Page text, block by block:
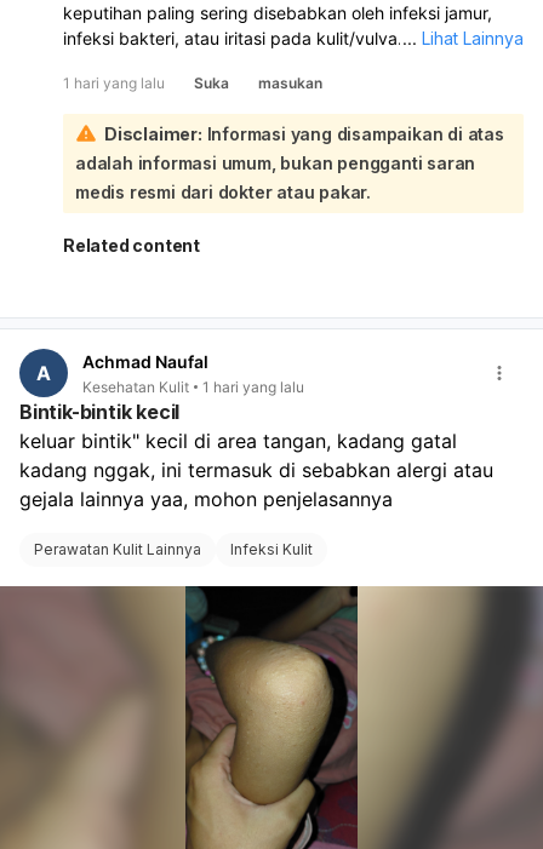
keputihan paling sering disebabkan oleh infeksi jamur,
infeksi bakteri, atau iritasi pada kulit/vulva. Karena ada
untuk memastikan penyebabnya:
Kalau keputihannya gatal, penyebab yang sering adalah:
Infeksi jamur vagina: biasanya gatal, keputihan putih
kental seperti susu/keju, dan area sekitar bisa
kemerahan atau bengkak.
Infeksi bakteri vagina: keputihan bisa putih, abu-abu,
atau kehijauan, sering disertai bau tidak sedap.
Infeksi menular seksual tertentu juga bisa
digaruk, jaga area tetap bersih dan kering, pakai
celana dalam katun, dan hindari sabun kewanitaan
yang keras atau pewangi. Kalau bintiknya makin
banyak, ada bau menyengat, nyeri saat BAK, perih,
luka, atau tidak membaik dalam beberapa hari,
sebaiknya periksa ke dokter spesialis obstetri dan
sesuai.
... Lihat Lainnya
1 hari yang lalu Suka masukan
Disclaimer: Informasi yang disampaikan di atas
adalah informasi umum, bukan pengganti saran
medis resmi dari dokter atau pakar.
Related content
A Achmad Naufal
Kesehatan Kulit 1 hari yang lalu
Bintik-bintik kecil
keluar bintik" kecil di area tangan, kadang gatal
kadang nggak, ini termasuk di sebabkan alergi atau
gejala lainnya yaa, mohon penjelasannya
Perawatan Kulit Lainnya Infeksi Kulit